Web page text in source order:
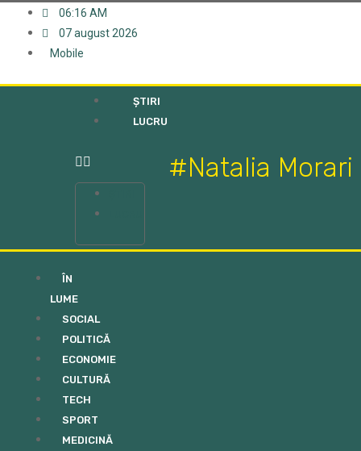
06:16 AM
07 august 2026
Mobile
ȘTIRI
LUCRU
#Natalia Morari
ÎN
LUME
SOCIAL
POLITICĂ
ECONOMIE
CULTURĂ
TECH
SPORT
MEDICINĂ